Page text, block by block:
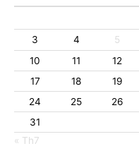
3
4 5
10
11 12
17
18 19
24
25 26
31
« Th7